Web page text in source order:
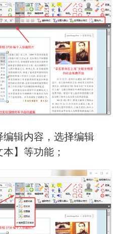
辑内容，选择编辑
本】等功能；